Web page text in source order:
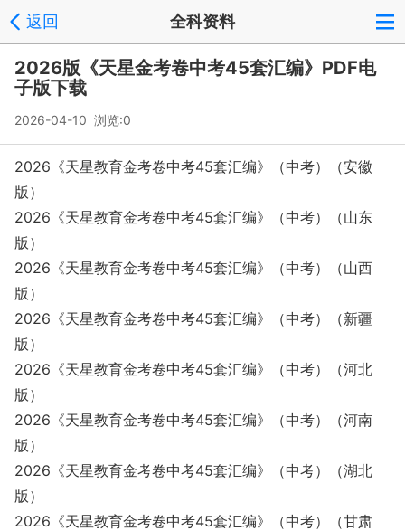
返回 全科资料
2026版《天星金考卷中考45套汇编》PDF电
子版下载
2026-04-10 浏览:0
2026《天星教育金考卷中考45套汇编》（中考）（安徽
版）
2026《天星教育金考卷中考45套汇编》（中考）（山东
版）
2026《天星教育金考卷中考45套汇编》（中考）（山西
版）
2026《天星教育金考卷中考45套汇编》（中考）（新疆
版）
2026《天星教育金考卷中考45套汇编》（中考）（河北
版）
2026《天星教育金考卷中考45套汇编》（中考）（河南
版）
2026《天星教育金考卷中考45套汇编》（中考）（湖北
版）
2026《天星教育金考卷中考45套汇编》（中考）（甘肃